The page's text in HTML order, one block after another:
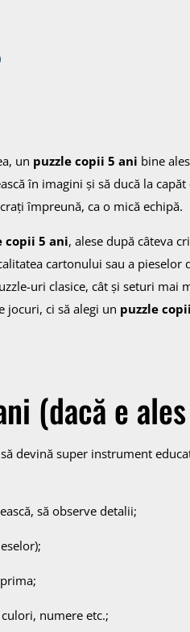
un puzzle copii 5 ani bine
în imagini și să ducă la
împreună, ca o mică echipă.
copii 5 ani, alese după câteva
cartonului sau a pieselor
uri clasice, cât și seturi mai
jocuri, ci să alegi un puzzle
(dacă e
devină super instrument
să observe detalii;
numere etc.;